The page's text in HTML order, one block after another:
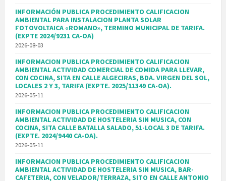
INFORMACIÓN PUBLICA PROCEDIMIENTO CALIFICACION
AMBIENTAL PARA INSTALACION PLANTA SOLAR
FOTOVOLTAICA «ROMANO», TERMINO MUNICIPAL DE TARIFA.
(EXPTE 2024/9231 CA-OA)
2026-08-03
INFORMACION PUBLICA PROCEDIMIENTO CALIFICACION
AMBIENTAL ACTIVIDAD COMERCIAL DE COMIDA PARA LLEVAR,
CON COCINA, SITA EN CALLE ALGECIRAS, BDA. VIRGEN DEL SOL,
LOCALES 2 Y 3, TARIFA (EXPTE. 2025/11349 CA-OA).
2026-05-11
INFORMACION PUBLICA PROCEDIMIENTO CALIFICACION
AMBIENTAL ACTIVIDAD DE HOSTELERIA SIN MUSICA, CON
COCINA, SITA CALLE BATALLA SALADO, 51-LOCAL 3 DE TARIFA.
(EXPTE. 2024/9440 CA-OA).
2026-05-11
INFORMACION PUBLICA PROCEDIMIENTO CALIFICACION
AMBIENTAL ACTIVIDAD DE HOSTELERIA SIN MUSICA, BAR-
CAFETERIA, CON VELADOR/TERRAZA, SITO EN CALLE ANTONIO